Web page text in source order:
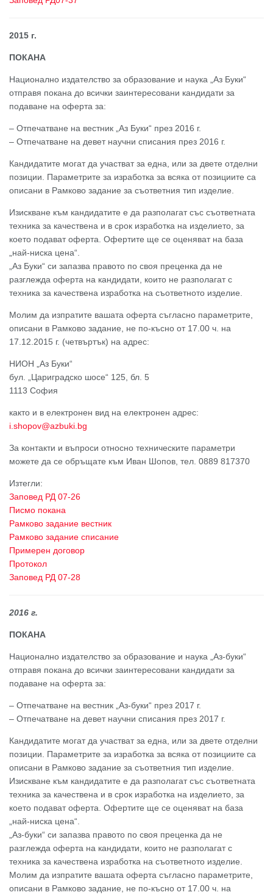
2015 г.
ПОКАНА
Национално издателство за образование и наука „Аз Буки“
отправя покана до всички заинтересовани кандидати за
подаване на оферта за:
– Отпечатване на вестник „Аз Буки“ през 2016 г.
– Отпечатване на девет научни списания през 2016 г.
Кандидатите могат да участват за една, или за двете отделни
позиции. Параметрите за изработка за всяка от позициите са
описани в Рамково задание за съответния тип изделие.
Изискване към кандидатите е да разполагат със съответната
техника за качествена и в срок изработка на изделието, за
което подават оферта. Офертите ще се оценяват на база
„най-ниска цена“.
„Аз Буки“ си запазва правото по своя преценка да не
разглежда оферта на кандидати, които не разполагат с
техника за качествена изработка на съответното изделие.
Молим да изпратите вашата оферта съгласно параметрите,
описани в Рамково задание, не по-късно от 17.00 ч. на
17.12.2015 г. (четвъртък) на адрес:
НИОН „Аз Буки“
бул. „Цариградско шосе“ 125, бл. 5
1113 София
както и в електронен вид на електронен адрес:
i.shopov@azbuki.bg
За контакти и въпроси относно техническите параметри
можете да се обръщате към Иван Шопов, тел. 0889 817370
Изтегли:
Заповед РД 07-26
Писмо покана
Рамково задание вестник
Рамково задание списание
Примерен договор
Протокол
Заповед РД 07-28
2016 г.
ПОКАНА
Национално издателство за образование и наука „Аз-буки“
отправя покана до всички заинтересовани кандидати за
подаване на оферта за:
– Отпечатване на вестник „Аз-буки“ през 2017 г.
– Отпечатване на девет научни списания през 2017 г.
Кандидатите могат да участват за една, или за двете отделни
позиции. Параметрите за изработка за всяка от позициите са
описани в Рамково задание за съответния тип изделие.
Изискване към кандидатите е да разполагат със съответната
техника за качествена и в срок изработка на изделието, за
което подават оферта. Офертите ще се оценяват на база
„най-ниска цена“.
„Аз-буки“ си запазва правото по своя преценка да не
разглежда оферта на кандидати, които не разполагат с
техника за качествена изработка на съответното изделие.
Молим да изпратите вашата оферта съгласно параметрите,
описани в Рамково задание, не по-късно от 17.00 ч. на